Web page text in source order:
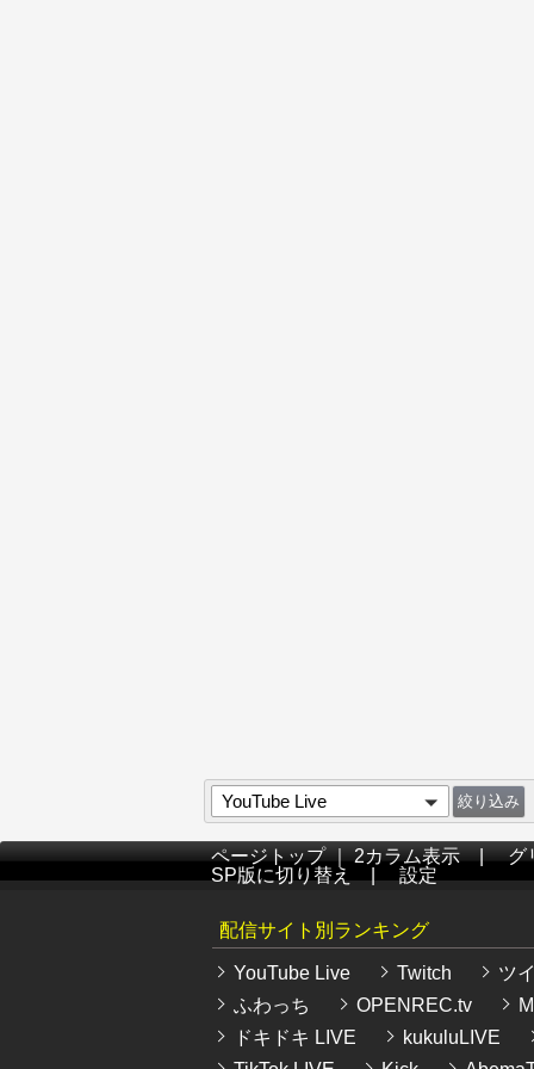
YouTube Live
ページトップ｜2カラム表示|グ
SP版に切り替え
設定
配信サイト別ランキング
YouTube Live Twitch
ツ
ふわっち
OPENREC.tv
ドキドキ LIVE
kukuluLIVE